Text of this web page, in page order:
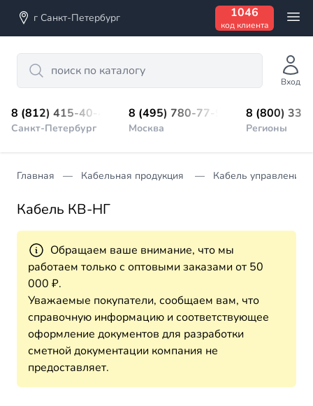
г Санкт-Петербург 1046
код клиента
Search
Вход
8 (812) 415-40-45
Санкт-Петербург
8 (495) 780-77-98
Москва
8 (800)
Регионы
Главная Кабельная продукция Кабель управления
Кабель КВ-НГ
Обращаем ваше внимание, что мы
работаем только с оптовыми заказами от 50
000 ₽.
Уважаемые покупатели, сообщаем вам, что
справочную информацию и соответствующее
оформление документов для разработки
сметной документации компания не
предоставляет.